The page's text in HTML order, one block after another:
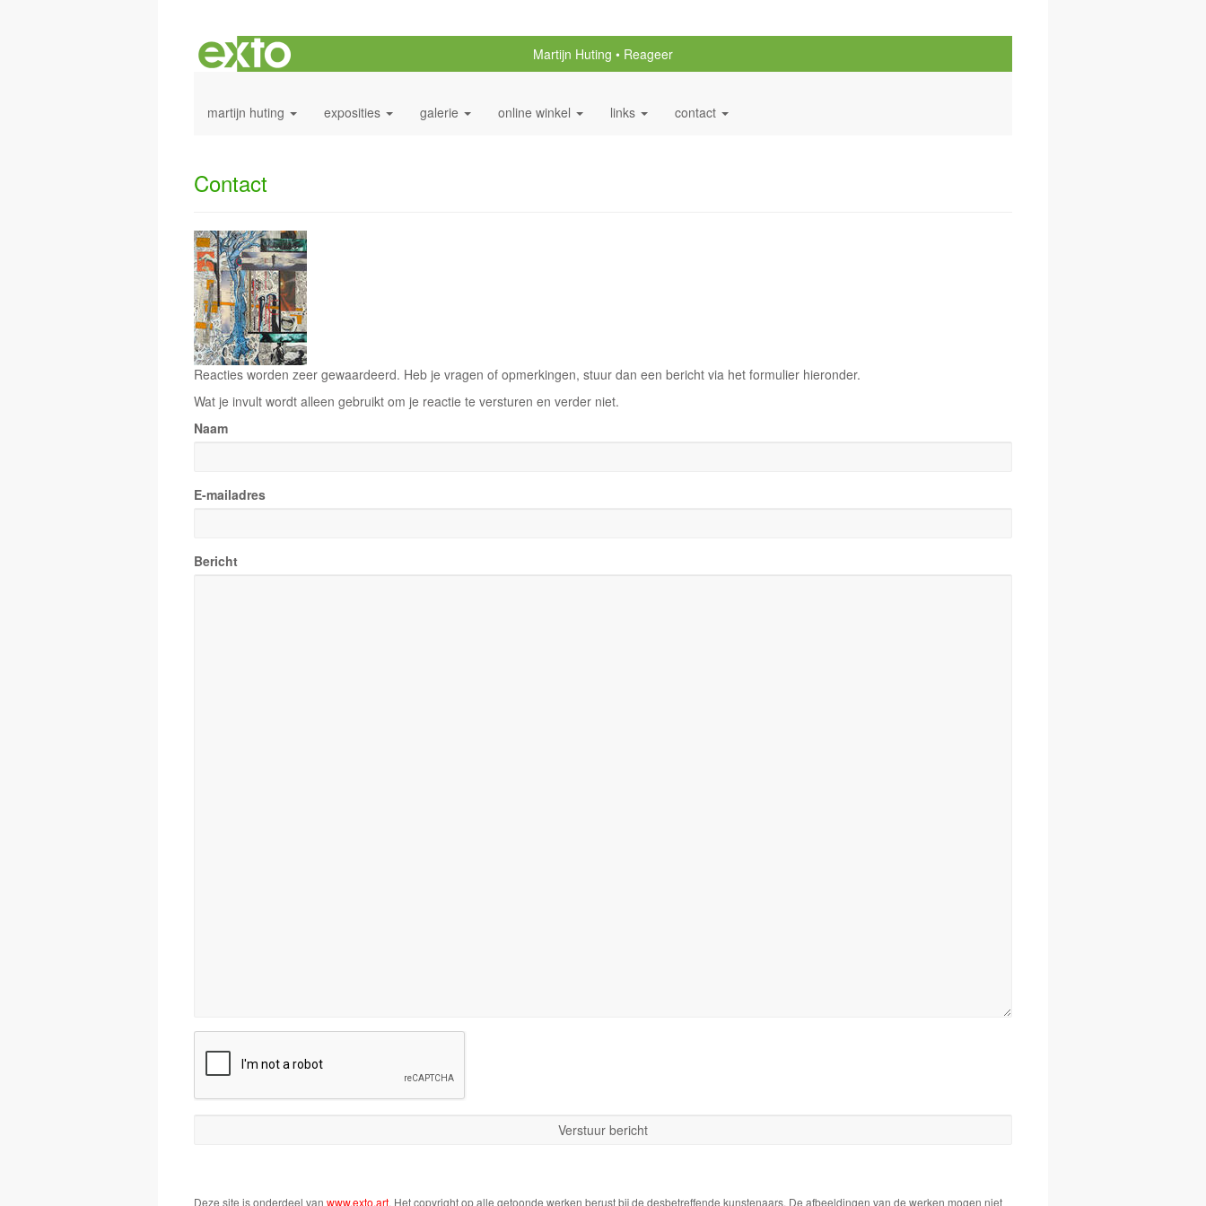
Martijn Huting Reageer
martijn huting exposities galerie online winkel links contact
Contact
Reacties worden zeer gewaardeerd. Heb je vragen of opmerkingen, stuur dan een bericht via het formulier hieronder.
Wat je invult wordt alleen gebruikt om je reactie te versturen en verder niet.
Naam
E-mailadres
Bericht
Deze site is onderdeel van www.exto.art. Het copyright op alle getoonde werken berust bij de desbetreffende kunstenaars. De afbeeldingen van de werken mogen niet